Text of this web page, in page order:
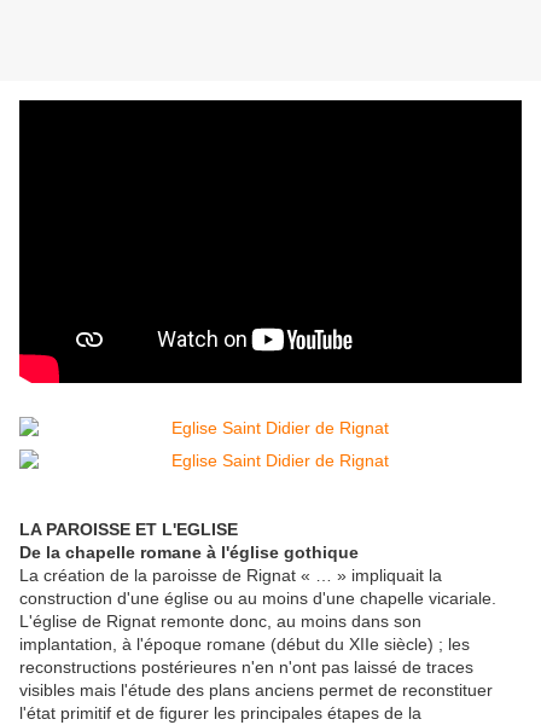
LA PAROISSE ET L'EGLISE
De la chapelle romane à l'église gothique
La création de la paroisse de Rignat « … » impliquait la
construction d'une église ou au moins d'une chapelle vicariale.
L'église de Rignat remonte donc, au moins dans son
implantation, à l'époque romane (début du XIIe siècle) ; les
reconstructions postérieures n'en n'ont pas laissé de traces
visibles mais l'étude des plans anciens permet de reconstituer
l'état primitif et de figurer les principales étapes de la